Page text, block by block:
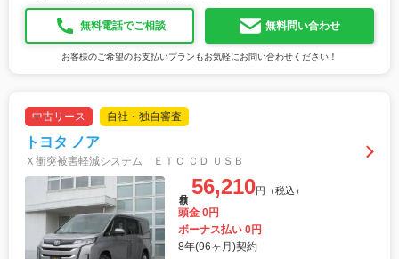
無料電話でご相談 無料問い合わせ
お客様のご希望のお支払いプランもお気軽にお問い合わせください！
中古リース 自社・独自審査
トヨタ ノア
Ｘ衝突被害軽減システム ＥＴＣ ＣＤ ＵＳＢ
56,210円（税込）
頭金 0円
ボーナス払い 0円
8年(96ヶ月)契約